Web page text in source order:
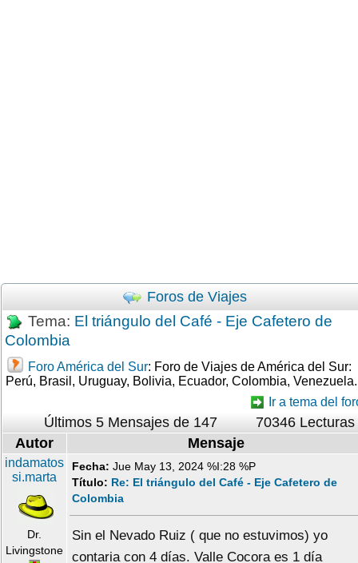
Foros de Viajes
Tema: El triángulo del Café - Eje Cafetero de
Colombia
Foro América del Sur: Foro de Viajes de América del Sur:
Perú, Brasil, Uruguay, Bolivia, Ecuador, Colombia, Venezuela.
Ir a tema del
Últimos 5 Mensajes de 147
70346 Lecturas
Autor
Mensaje
indamatos
si.marta
Dr.
Livingstone
Fecha: Jue May 13, 2024 %I:28 %P
Título: Re: El triángulo del Café - Eje Cafetero de
Colombia
Sin el Nevado Ruiz ( que no estuvimos) yo
contaria con 4 días. Valle Cocora es 1 día